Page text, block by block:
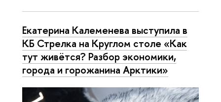
Екатерина Калеменева выступила в
КБ Стрелка на Круглом столе «Как
тут живётся? Разбор экономики,
города и горожанина Арктики»